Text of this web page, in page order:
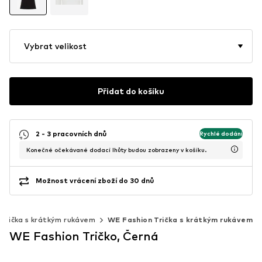
Vybrat velikost
Přidat do košíku
2 - 3 pracovních dnů Rychlé dodání
Konečné očekávané dodací lhůty budou zobrazeny v košíku.
Možnost vrácení zboží do 30 dnů
Trička s krátkým rukávem WE Fashion Trička s krátkým rukávem
WE Fashion Tričko, Černá